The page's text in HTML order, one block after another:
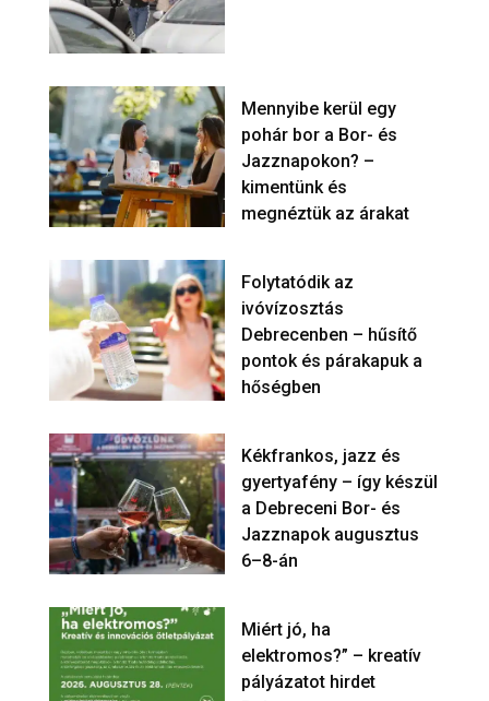
Mennyibe kerül egy
pohár bor a Bor- és
Jazznapokon? –
kimentünk és
megnéztük az árakat
Folytatódik az
ivóvízosztás
Debrecenben – hűsítő
pontok és párakapuk a
hőségben
Kékfrankos, jazz és
gyertyafény – így készül
a Debreceni Bor- és
Jazznapok augusztus
6–8-án
Miért jó, ha
elektromos?” – kreatív
pályázatot hirdet